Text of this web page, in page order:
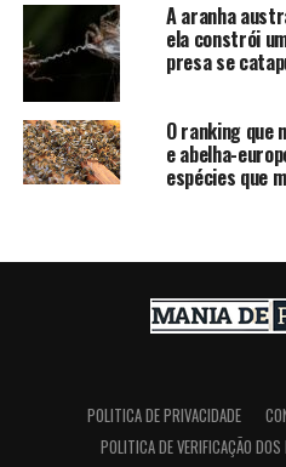
A aranha
ela constrói
presa se
O ranking que
e abelha-
espécies que
POLITICA DE PRIVACIDADE
POLITICA DE VERIFICAÇÃO DOS